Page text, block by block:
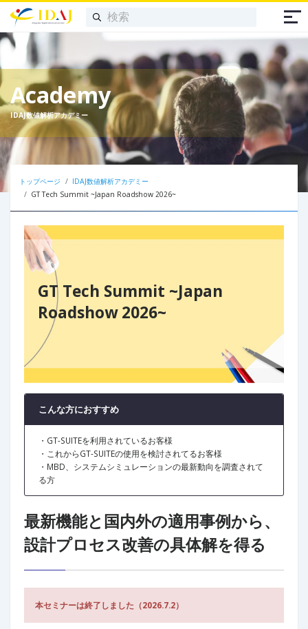
Academy
IDAJ数値解析アカデミー
トップページ
IDAJ数値解析アカデミー
GT Tech Summit ~Japan Roadshow 2026~
GT Tech Summit ~Japan
Roadshow 2026~
こんな方におすすめ
・GT-SUITEを利用されているお客様
・これからGT-SUITEの使用を検討されてるお客様
・MBD、システムシミュレーションの最新動向を調査されて
る方
最新機能と国内外の適用事例から、
設計プロセス改善の具体解を得る
本セミナーは終了しました（2026.7.2）